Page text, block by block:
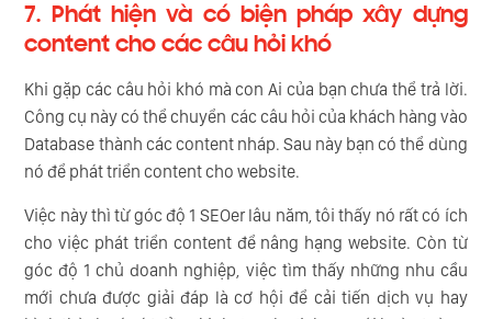
7. Phát hiện và có biện pháp xây dựng
content cho các câu hỏi khó
Khi gặp các câu hỏi khó mà con Ai của bạn chưa thể trả lời.
Công cụ này có thể chuyển các câu hỏi của khách hàng vào
Database thành các content nháp. Sau này bạn có thể dùng
nó để phát triển content cho website.
Việc này thì từ góc độ 1 SEOer lâu năm, tôi thấy nó rất có ích
cho việc phát triển content để nâng hạng website. Còn từ
góc độ 1 chủ doanh nghiệp, việc tìm thấy những nhu cầu
mới chưa được giải đáp là cơ hội để cải tiến dịch vụ hay